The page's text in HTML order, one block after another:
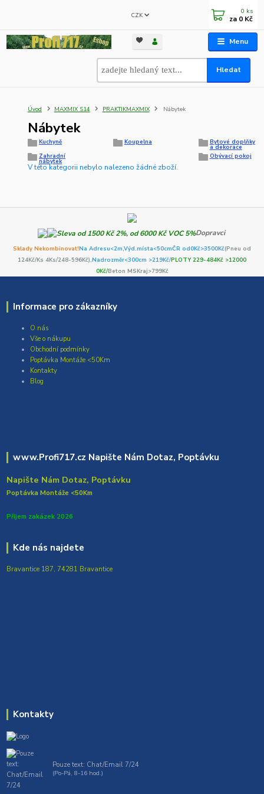
Menu
CZK
Hledat
0 ks
za 0 Kč
Úvod MAXMIX S14 PRAKTIKMAXMIX Nábytek
Nábytek
Kuchyně Koupelna Bytové doplňky
a dekorace
Zahradní
nábytek
Obývací pokoj
V této kategorii nebylo nalezeno žádné zboží.
Dopravci
Sklady Nekombinovat!Na Adresu<2m,Výd.místa<50cmČR od0Kč>3500Kč(Pneu od
124Kč/Ks 4Ks/248-596Kč),Nadrozměr<300cm >219Kč/PLOTY 229-484Kč >12000
0Kč/Beton MSKraj>799Kč
Informace pro zákazníky
O nás
Vše o nákupu
Obchodní podmínky
Poptávka Montáže <50Km
Kontakty
Blog
www.Profi717.cz Napište Nám Dotaz, Poptávku
Napište Nám Dotaz, Poptávku
Poptávka Montáže <50Km
Přijem zakázek 2026
Kde nás najdete
Bravantice 187, 74281 Bravantice
Kontakty
Pouze text: Chat/Email 7/24
(Po-Pá, 8-16 hod.)